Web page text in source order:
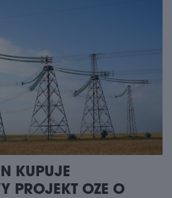
KUPUJE
PROJEKT OZE O